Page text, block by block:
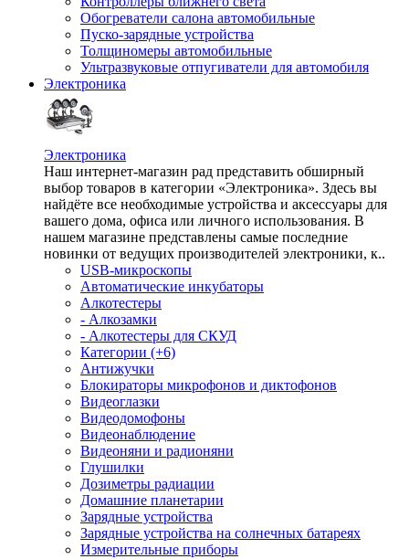
Обогреватели салона автомобильные
Пуско-зарядные устройства
Толщиномеры автомобильные
Ультразвуковые отпугиватели для автомобиля
Электроника
Электроника
Наш интернет-магазин рад представить обширный
выбор товаров в категории «Электроника». Здесь вы
найдёте все необходимые устройства и аксессуары для
вашего дома, офиса или личного использования. В
нашем магазине представлены самые последние
новинки от ведущих производителей электроники, к..
USB-микроскопы
Автоматические инкубаторы
Алкотестеры
- Алкозамки
- Алкотестеры для СКУД
Категории (+6)
Антижучки
Блокираторы микрофонов и диктофонов
Видеоглазки
Видеодомофоны
Видеонаблюдение
Видеоняни и радионяни
Глушилки
Дозиметры радиации
Домашние планетарии
Зарядные устройства
Зарядные устройства на солнечных батареях
Измерительные приборы